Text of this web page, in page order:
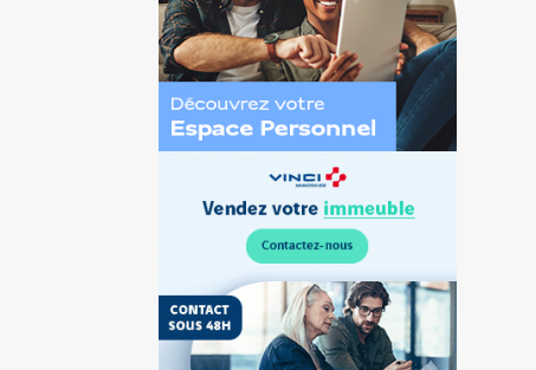
Personnel